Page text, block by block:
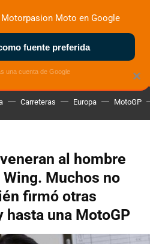
MOTOS ELÉCTRICAS
Carreteras Europa MotoGP
al hombre
Muchos no
firmó otras
una MotoGP
×
Motorpasion Moto en Google
fuente preferida
una cuenta de Google